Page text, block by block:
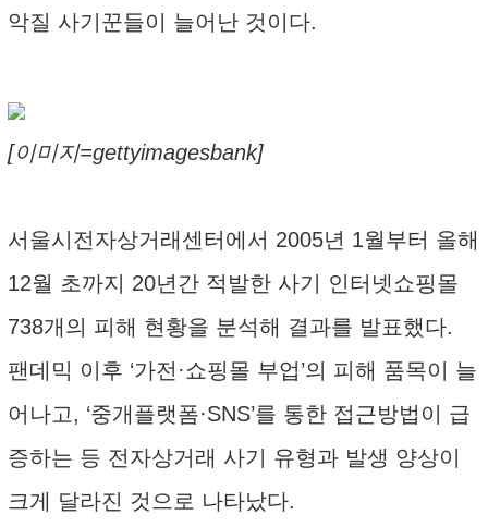
악질 사기꾼들이 늘어난 것이다.
[이미지=gettyimagesbank]
서울시전자상거래센터에서 2005년 1월부터 올해
12월 초까지 20년간 적발한 사기 인터넷쇼핑몰
738개의 피해 현황을 분석해 결과를 발표했다.
팬데믹 이후 ‘가전·쇼핑몰 부업’의 피해 품목이 늘
어나고, ‘중개플랫폼·SNS’를 통한 접근방법이 급
증하는 등 전자상거래 사기 유형과 발생 양상이
크게 달라진 것으로 나타났다.